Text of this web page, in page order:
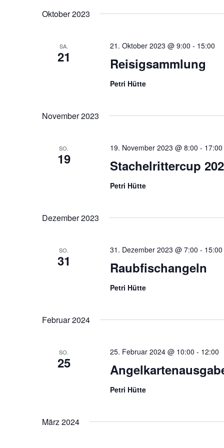
Oktober 2023
SA.
21 Reisigsammlung
21. Oktober 2023 @ 9:00 - 15:00
Petri Hütte
November 2023
SO.
19 Stachelrittercup
19. November 2023 @ 8:00 - 17:00
Petri Hütte
Dezember 2023
SO.
31 Raubfischangeln
31. Dezember 2023 @ 7:00 - 15:00
Petri Hütte
Februar 2024
SO.
25
25. Februar 2024 @ 10:00 - 12:00
Petri Hütte
März 2024